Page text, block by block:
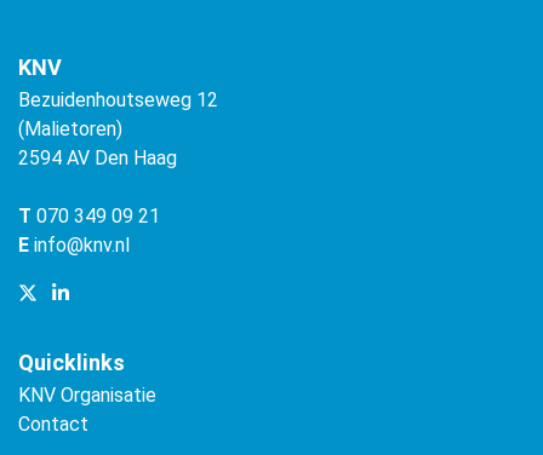
KNV
Bezuidenhoutseweg 12
(Malietoren)
2594 AV Den Haag
T 070 349 09 21
E info@knv.nl
Quicklinks
KNV Organisatie
Contact